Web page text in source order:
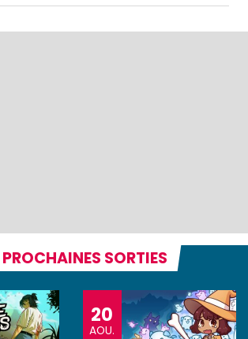
PROCHAINES SORTIES
20
AOU.